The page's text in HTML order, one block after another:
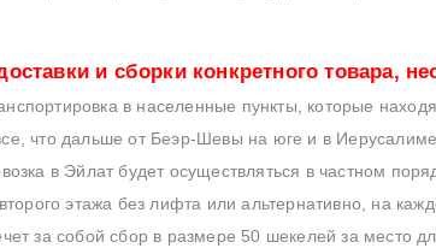
и сборки конкретного товара,
в населенные пункты, которые
что дальше от Беэр-Шевы на юге и в
в Эйлат будет осуществляться в частном
этажа без лифта или альтернативно, на
за собой сбор в размере 50 шекелей за место